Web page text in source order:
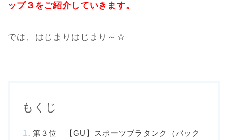
ップ３をご紹介していきます。
では、はじまりはじまり～☆
もくじ
第３位 【GU】スポーツブラタンク（バック